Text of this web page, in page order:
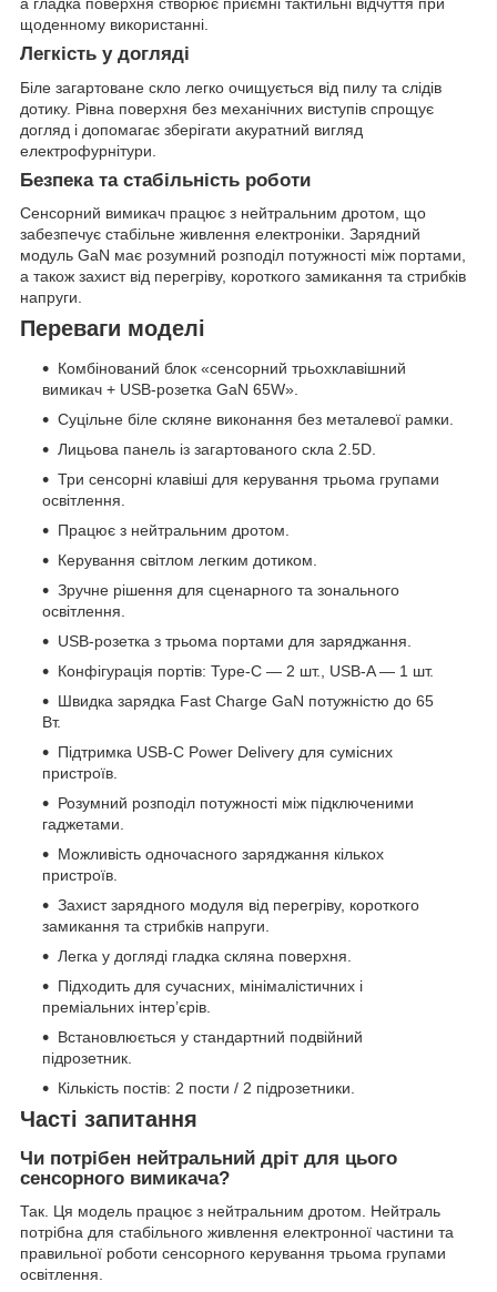
щоденному використанні.
Легкість у догляді
Біле загартоване скло легко очищується від пилу та слідів
дотику. Рівна поверхня без механічних виступів спрощує
догляд і допомагає зберігати акуратний вигляд
електрофурнітури.
Безпека та стабільність роботи
Сенсорний вимикач працює з нейтральним дротом, що
забезпечує стабільне живлення електроніки. Зарядний
модуль GaN має розумний розподіл потужності між портами,
а також захист від перегріву, короткого замикання та стрибків
напруги.
Переваги моделі
Комбінований блок «сенсорний трьохклавішний
вимикач + USB-розетка GaN 65W».
Суцільне біле скляне виконання без металевої рамки.
Лицьова панель із загартованого скла 2.5D.
Три сенсорні клавіші для керування трьома групами
освітлення.
Працює з нейтральним дротом.
Керування світлом легким дотиком.
Зручне рішення для сценарного та зонального
освітлення.
USB-розетка з трьома портами для заряджання.
Конфігурація портів: Type-C — 2 шт., USB-A — 1 шт.
Швидка зарядка Fast Charge GaN потужністю до 65
Вт.
Підтримка USB-C Power Delivery для сумісних
пристроїв.
Розумний розподіл потужності між підключеними
гаджетами.
Можливість одночасного заряджання кількох
пристроїв.
Захист зарядного модуля від перегріву, короткого
замикання та стрибків напруги.
Легка у догляді гладка скляна поверхня.
Підходить для сучасних, мінімалістичних і
преміальних інтер’єрів.
Встановлюється у стандартний подвійний
підрозетник.
Кількість постів: 2 пости / 2 підрозетники.
Часті запитання
Чи потрібен нейтральний дріт для цього
сенсорного вимикача?
Так. Ця модель працює з нейтральним дротом. Нейтраль
потрібна для стабільного живлення електронної частини та
правильної роботи сенсорного керування трьома групами
освітлення.